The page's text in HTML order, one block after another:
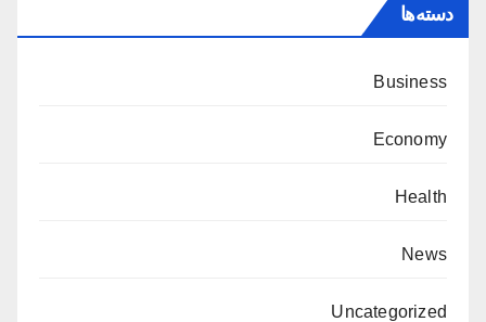
دسته‌ها
Business
Economy
Health
News
Uncategorized